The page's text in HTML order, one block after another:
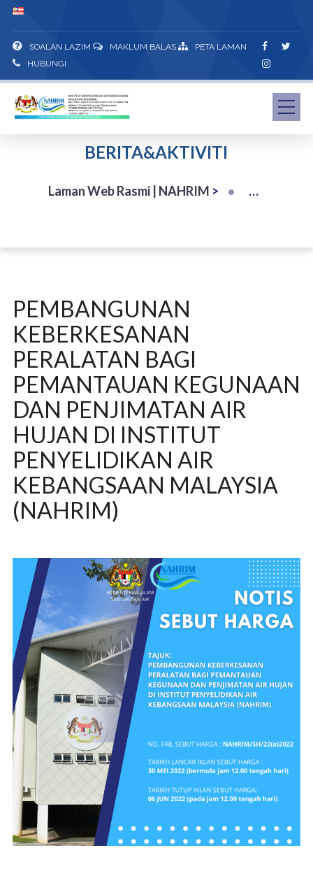
SOALAN LAZIM MAKLUM BALAS
PETA LAMAN
HUBUNGI
BERITA&AKTIVITI
Laman Web Rasmi | NAHRIM >
PEMBANGUNAN
KEBERKESANAN
PERALATAN BAGI
PEMANTAUAN KEGUNAAN
DAN PENJIMATAN AIR
HUJAN DI INSTITUT
PENYELIDIKAN AIR
KEBANGSAAN MALAYSIA
(NAHRIM)